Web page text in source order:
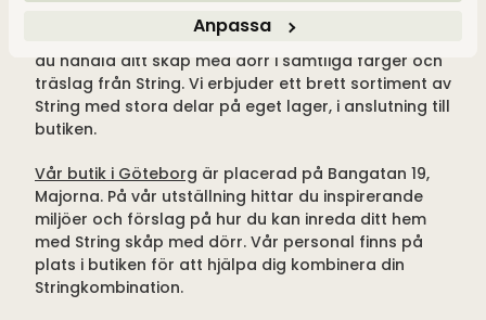
Anpassa
Välkommen till oss på Tibergs Möbler. Hos oss kan
du handla ditt skåp med dörr i samtliga färger och
träslag från String. Vi erbjuder ett brett sortiment av
String med stora delar på eget lager, i anslutning till
butiken.
Vår butik i Göteborg är placerad på Bangatan 19,
Majorna. På vår utställning hittar du inspirerande
miljöer och förslag på hur du kan inreda ditt hem
med String skåp med dörr. Vår personal finns på
plats i butiken för att hjälpa dig kombinera din
Stringkombination.